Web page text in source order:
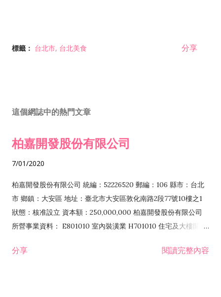
標籤： 台北市 台北美食 分享
這個網誌中的熱門文章
柏嘉開發股份有限公司
7/01/2020
柏嘉開發股份有限公司 統編：52226520 郵編：106 縣市：台北
市 鄉鎮：大安區 地址：臺北市大安區敦化南路2段77號10樓之1
狀態：核准設立 資本額：250,000,000 柏嘉開發股份有限公司
所營事業資料： E801010 室內裝潢業 H701010 住宅及大樓開發
發業 H703090 不動產買賣業 H703100 不動產租賃業 I503010
分享 閱讀完整內容